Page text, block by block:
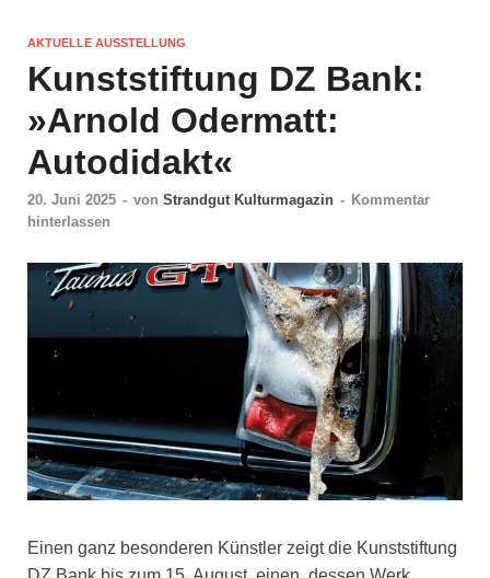
AKTUELLE AUSSTELLUNG
Kunststiftung DZ Bank:
»Arnold Odermatt:
Autodidakt«
20. Juni 2025 - von Strandgut Kulturmagazin - Kommentar
hinterlassen
Einen ganz besonderen Künstler zeigt die Kunststiftung